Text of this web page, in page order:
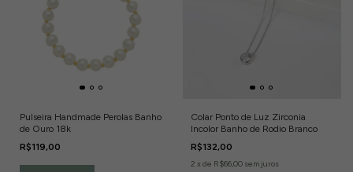
Pulseira Handmade Perolas Banho
de Ouro 18k
R$119,00
Colar Ponto de Luz Zirconia
Incolor Banho de Rodio Branco
R$132,00
2 x de R$66,00 sem juros